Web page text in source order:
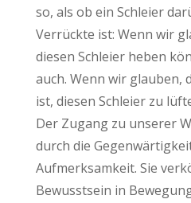
so, als ob ein Schleier
Verrückte ist: Wenn wir
diesen Schleier heben
auch. Wenn wir glauben,
ist, diesen Schleier zu
Der Zugang zu unserer
durch die
Aufmerksamkeit. Sie
Bewusstsein in